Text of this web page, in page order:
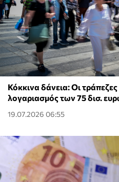
Κόκκινα δάνεια: Οι
λογαριασμός των 75 δισ.
19.07.2026 06:55